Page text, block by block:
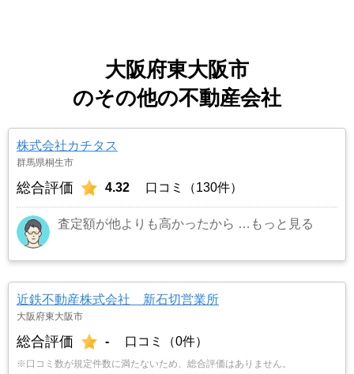
大阪府東大阪市
のその他の不動産会社
株式会社カチタス
群馬県桐生市
総合評価 4.32 口コミ（130件）
査定額が他よりも高かったから …もっと見る
近鉄不動産株式会社 新石切営業所
大阪府東大阪市
総合評価 - 口コミ（0件）
※口コミ数が規定件数に満たないため、総合評価はありません。